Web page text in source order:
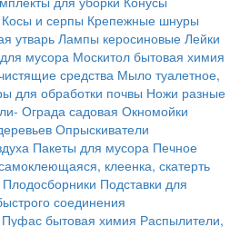
Косы и серпы Крепежные шнуры
утварьЛампы керосиновые Лейки
мусора Москитол бытовая химия
средства Мыло туалетное,
для обработки почвы Ножи разные
Ограда садовая Окномойки
Опрыскиватели
Пакеты для мусора Печное
клеенка, скатерть
Плодосборники Подставки для
соединения
Пуфас бытовая химия Распылители,